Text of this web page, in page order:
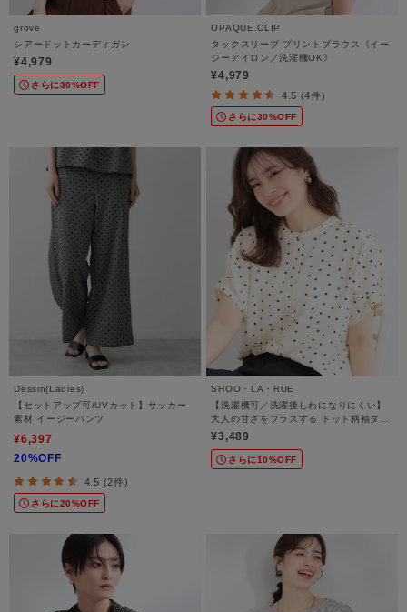
grove
シアードットカーディガン
¥4,979
さらに30%OFF
OPAQUE.CLIP
タックスリーブ プリントブラウス《イー
ジーアイロン／洗濯機OK》
¥4,979
4.5 (4件)
さらに30%OFF
Dessin(Ladies)
【セットアップ可/UVカット】サッカー
素材 イージーパンツ
¥6,397
20%OFF
4.5 (2件)
さらに20%OFF
SHOO・LA・RUE
【洗濯機可／洗濯後しわになりにくい】
大人の甘さをプラスする ドット柄袖タッ
クブラウス
¥3,489
さらに10%OFF